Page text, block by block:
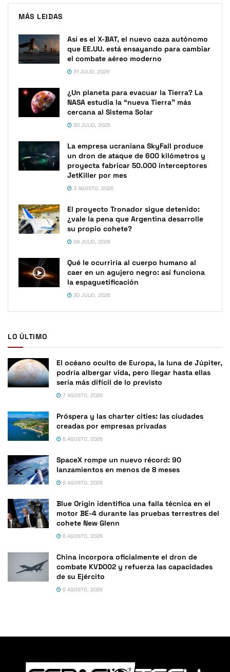
MÁS LEIDAS
Así es el X-BAT, el nuevo caza autónomo
que EE.UU. está ensayando para cambiar
el combate aéreo moderno
31 JULIO, 2026
¿Un planeta para evacuar la Tierra? La
NASA estudia la “nueva Tierra” más
cercana al Sistema Solar
30 JULIO, 2026
La empresa ucraniana SkyFall produce
un dron de ataque de 600 kilómetros y
proyecta fabricar 50.000 interceptores
JetKiller por mes
3 AGOSTO, 2026
El proyecto Tronador sigue detenido:
¿vale la pena que Argentina desarrolle
su propio cohete?
29 JULIO, 2026
Qué le ocurriría al cuerpo humano al
caer en un agujero negro: así funciona
la espaguetificación
30 JULIO, 2026
LO ÚLTIMO
El océano oculto de Europa, la luna de Júpiter,
podría albergar vida, pero llegar hasta ellas
sería más difícil de lo previsto
7 AGOSTO, 2026
Próspera y las charter cities: las ciudades
creadas por empresas privadas
6 AGOSTO, 2026
SpaceX rompe un nuevo récord: 90
lanzamientos en menos de 8 meses
6 AGOSTO, 2026
Blue Origin identifica una falla técnica en el
motor BE-4 durante las pruebas terrestres del
cohete New Glenn
6 AGOSTO, 2026
China incorpora oficialmente el dron de
combate KVD002 y refuerza las capacidades
de su Ejército
6 AGOSTO, 2026